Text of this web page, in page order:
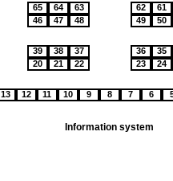
65 64
63
46
47 48
62 61
49
50
39 38
37
20
21 22
36 35
23
24
13 12 11 10 9 8 7 6
Information system